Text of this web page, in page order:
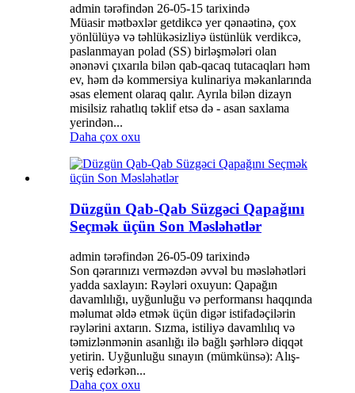
admin tərəfindən 26-05-15 tarixində
Müasir mətbəxlər getdikcə yer qənaətinə, çox
yönlülüyə və təhlükəsizliyə üstünlük verdikcə,
paslanmayan polad (SS) birləşmələri olan
ənənəvi çıxarıla bilən qab-qacaq tutacaqları həm
ev, həm də kommersiya kulinariya məkanlarında
əsas element olaraq qalır. Ayrıla bilən dizayn
misilsiz rahatlıq təklif etsə də - asan saxlama
yerindən...
Daha çox oxu
Düzgün Qab-Qab Süzgəci Qapağını
Seçmək üçün Son Məsləhətlər
admin tərəfindən 26-05-09 tarixində
Son qərarınızı verməzdən əvvəl bu məsləhətləri
yadda saxlayın: Rəyləri oxuyun: Qapağın
davamlılığı, uyğunluğu və performansı haqqında
məlumat əldə etmək üçün digər istifadəçilərin
rəylərini axtarın. Sızma, istiliyə davamlılıq və
təmizlənmənin asanlığı ilə bağlı şərhlərə diqqət
yetirin. Uyğunluğu sınayın (mümkünsə): Alış-
veriş edərkən...
Daha çox oxu